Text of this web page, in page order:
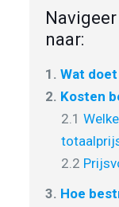
naar:
1. Wat
2. Kosten
2.1
2.2
3. Hoe